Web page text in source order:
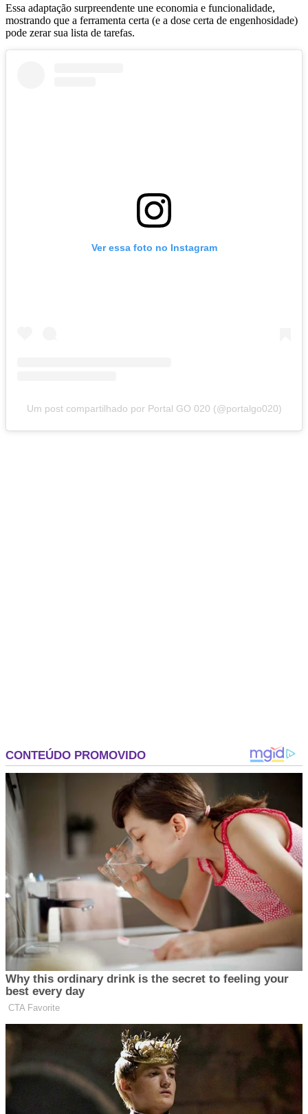
Essa adaptação surpreendente une economia e funcionalidade,
mostrando que a ferramenta certa (e a dose certa de engenhosidade)
pode zerar sua lista de tarefas.
Ver essa foto no Instagram
Um post compartilhado por Portal GO 020 (@portalgo020)